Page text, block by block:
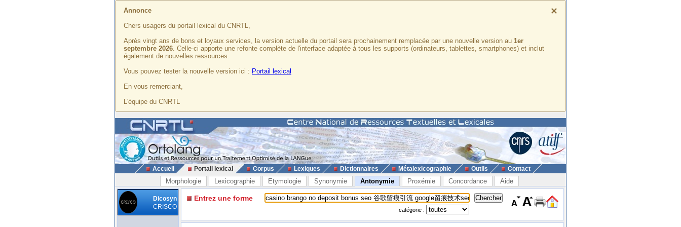
×
Annonce
Chers usagers du portail lexical du CNRTL,
Après vingt ans de bons et loyaux services, la version actuelle du portail sera prochainement remplacée par une nouvelle version au 1er
septembre 2026. Celle-ci apporte une refonte complète de l'interface adaptée à tous les supports (ordinateurs, tablettes, smartphones) et inclut
également de nouvelles ressources.
Vous pouvez tester la nouvelle version ici : Portail lexical
En vous remerciant,
L'équipe du CNRTL
Accueil Portail lexical Corpus Lexiques Dictionnaires Métalexicographie Outils Contact
Morphologie Lexicographie Etymologie Synonymie Antonymie Proxémie Concordance Aide
Dicosyn
CRISCO
Entrez une forme
catégorie :